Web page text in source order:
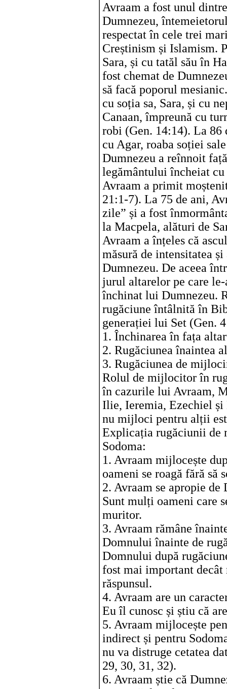
Avraam a fost unul
Dumnezeu,
respectat în cele trei
Creștinism și Islamism.
Sara, și cu tatăl său în
fost chemat de
să facă poporul
cu soția sa, Sara, și cu
Canaan, împreună cu
robi (Gen. 14:14). La 86
cu Agar, roaba soției
Dumnezeu a reînnoit
legământului încheiat
Avraam a primit
21:1-7). La 75 de ani,
zile” și a fost
la Macpela, alături de
Avraam a înțeles că
măsură de intensitatea
Dumnezeu. De aceea
jurul altarelor pe care
închinat lui Dumnezeu.
rugăciune întâlnită în
generației lui Set (Gen.
1. Închinarea în fața
2. Rugăciunea înaintea
3. Rugăciunea de
Rolul de mijlocitor în
în cazurile lui Avraam,
Ilie, Ieremia, Ezechiel și
nu mijloci pentru alții
Explicația rugăciunii de
Sodoma:
1. Avraam mijlocește
oameni se roagă fără să
2. Avraam se apropie de
Sunt mulți oameni care
muritor.
3. Avraam rămâne
Domnului înainte de
Domnului după
fost mai important
răspunsul.
4. Avraam are un
Eu îl cunosc și știu că
5. Avraam mijlocește
indirect și pentru
nu va distruge cetatea
29, 30, 31, 32).
6. Avraam știe că